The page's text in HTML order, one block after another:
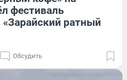
фестиваль
«Зарайский ратный
Обсудить